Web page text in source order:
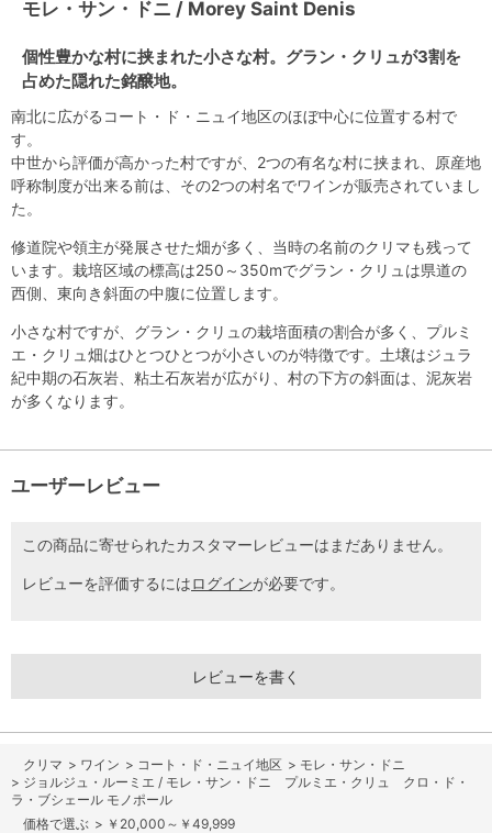
モレ・サン・ドニ / Morey Saint Denis
個性豊かな村に挟まれた小さな村。グラン・クリュが3割を
占めた隠れた銘醸地。
南北に広がるコート・ド・ニュイ地区のほぼ中心に位置する村で
す。
中世から評価が高かった村ですが、2つの有名な村に挟まれ、原産地
呼称制度が出来る前は、その2つの村名でワインが販売されていまし
た。
修道院や領主が発展させた畑が多く、当時の名前のクリマも残って
います。栽培区域の標高は250～350mでグラン・クリュは県道の
西側、東向き斜面の中腹に位置します。
小さな村ですが、グラン・クリュの栽培面積の割合が多く、プルミ
エ・クリュ畑はひとつひとつが小さいのが特徴です。土壌はジュラ
紀中期の石灰岩、粘土石灰岩が広がり、村の下方の斜面は、泥灰岩
が多くなります。
ユーザーレビュー
この商品に寄せられたカスタマーレビューはまだありません。
レビューを評価するにはログインが必要です。
レビューを書く
> ワイン > コート・ド・ニュイ地区 > モレ・サン・ドニ
> ジョルジュ・ルーミエ / モレ・サン・ドニ プルミエ・クリュ クロ・ド・
ラ・ブシェール モノポール
> ￥20,000～￥49,999